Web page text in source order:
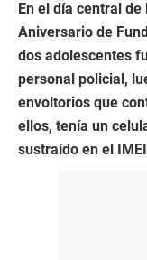
En el día central
Aniversario de
dos adolescentes
personal policial,
envoltorios que
ellos, tenía un
sustraído en el